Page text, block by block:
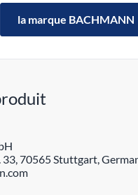
la marque BACHMANN
70565 Stuttgart,